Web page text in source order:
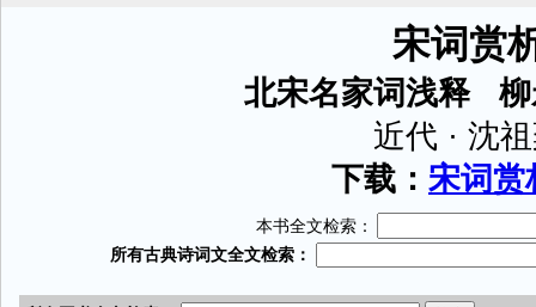
宋词赏
北宋名家词浅释 柳
近代 · 沈
下载： 宋词
本书全文检索：